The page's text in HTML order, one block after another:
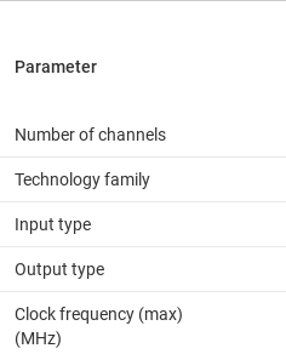
Number of channels
Technology family
Input type
Output type
Clock frequency (max)
(MHz)